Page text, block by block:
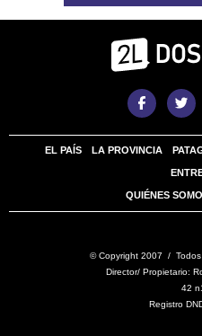
EL PAÍS LA PROVINCIA
QUIÉNES
© Copyright 2007 /
Director/ Propietario:
42
Registro